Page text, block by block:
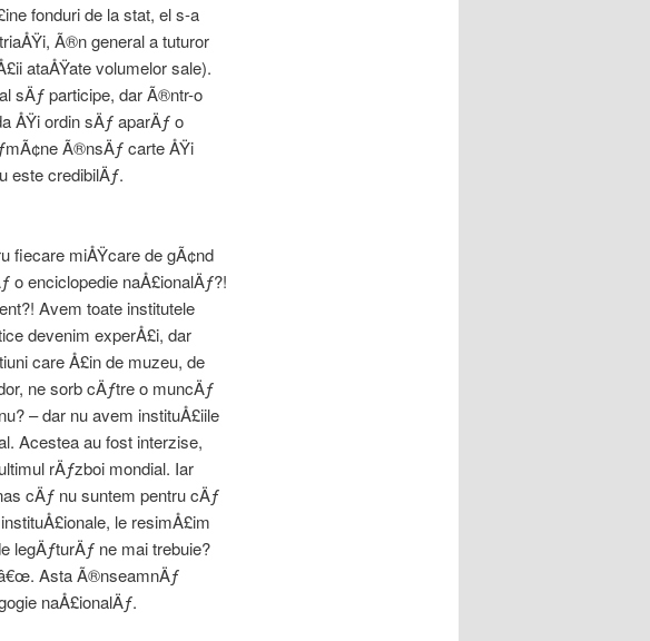
fonduri de la stat, el s-a
Ã®n general a tuturor
ataÅŸate volumelor sale).
sÄƒ participe, dar Ã®ntr-o
ÅŸi ordin sÄƒ aparÄƒ o
Ã®nsÄƒ carte ÅŸi
este credibilÄƒ.
fiecare miÅŸcare de gÃ¢nd
o enciclopedie naÅ£ionalÄƒ?!
Avem toate institutele
devenim experÅ£i, dar
care Å£in de muzeu, de
ne sorb cÄƒtre o muncÄƒ
– dar nu avem instituÅ£iile
Acestea au fost interzise,
rÄƒzboi mondial. Iar
cÄƒ nu suntem pentru cÄƒ
le resimÅ£im
legÄƒturÄƒ ne mai trebuie?
Asta Ã®nseamnÄƒ
naÅ£ionalÄƒ.